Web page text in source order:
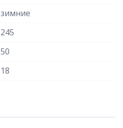
зимние
245
50
18